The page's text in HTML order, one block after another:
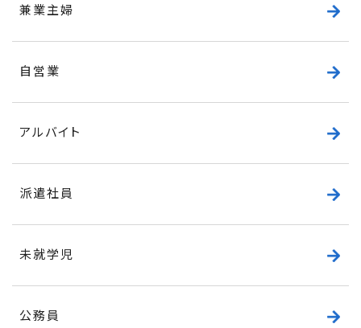
兼業主婦
自営業
アルバイト
派遣社員
未就学児
公務員